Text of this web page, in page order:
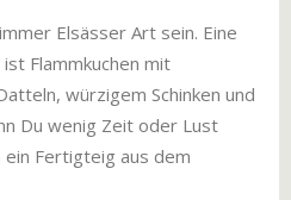
Elsässer Art sein. Eine
Flammkuchen mit
würzigem Schinken und
Du wenig Zeit oder Lust
Fertigteig aus dem